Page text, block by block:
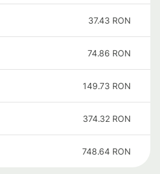
37.43 RON
74.86 RON
149.73 RON
374.32 RON
748.64 RON